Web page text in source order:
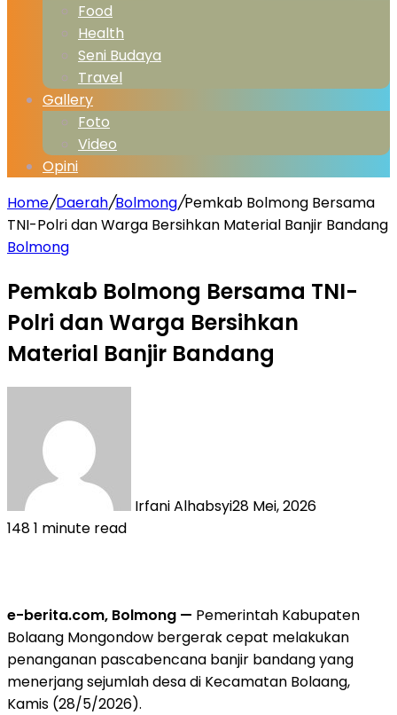
Food
Health
Seni Budaya
Travel
Gallery
Foto
Video
Opini
Home/Daerah/Bolmong/Pemkab Bolmong Bersama
TNI-Polri dan Warga Bersihkan Material Banjir Bandang
Bolmong
Pemkab Bolmong Bersama TNI-
Polri dan Warga Bersihkan
Material Banjir Bandang
Irfani Alhabsyi28 Mei, 2026
1481 minute read
e-berita.com, Bolmong — Pemerintah Kabupaten
Bolaang Mongondow bergerak cepat melakukan
penanganan pascabencana banjir bandang yang
menerjang sejumlah desa di Kecamatan Bolaang,
Kamis (28/5/2026).